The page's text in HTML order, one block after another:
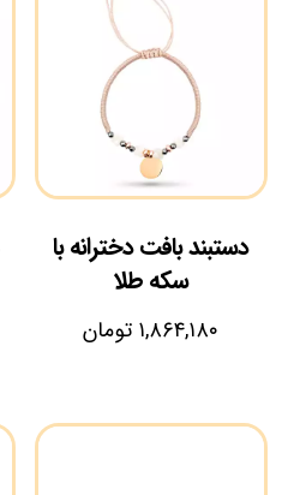
دستبند بافت دخترانه با
سکه طلا
۱,۸۶۴,۱۸۰ تومان